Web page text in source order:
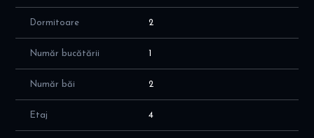
Troleibuze: 69, 93;
Tramvaie: 10, 11, 25.
Datorită poziției avantajoase și compartimentării eficiente,
Dacă această ofertă este de interes pentru dumneavoastră, nu
ezitați să ne contactați pentru mai multe detalii sau pentru
programarea unei vizionări!
Dormitoare 2
Număr bucătării 1
Număr băi 2
Etaj 4